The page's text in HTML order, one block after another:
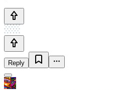
Reply